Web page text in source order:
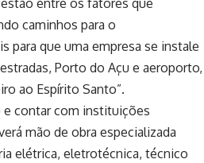
entre os fatores que
caminhos para o
para que uma empresa se instale
Porto do Açu e aeroporto,
ao Espírito Santo”.
e contar com instituições
mão de obra especializada
elétrica, eletrotécnica, técnico